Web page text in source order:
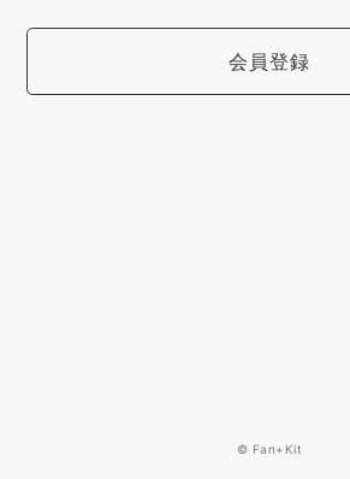
会員登録
© Fan+Kit